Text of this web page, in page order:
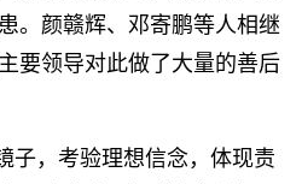
。颜赣辉、邓寄鹏等人相继
要领导对此做了大量的善后
，考验理想信念，体现责